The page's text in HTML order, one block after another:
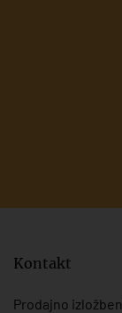
Kontakt
Prodajno